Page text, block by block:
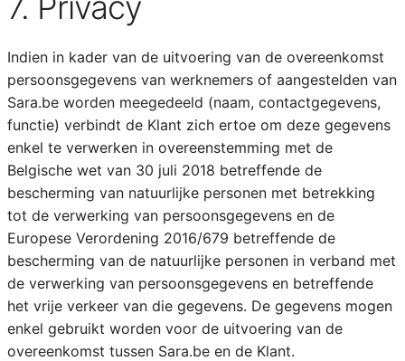
Indien in kader van de uitvoering van de overeenkomst
persoonsgegevens van werknemers of aangestelden van
Sara.be worden meegedeeld (naam, contactgegevens,
functie) verbindt de Klant zich ertoe om deze gegevens
enkel te verwerken in overeenstemming met de
Belgische wet van 30 juli 2018 betreffende de
bescherming van natuurlijke personen met betrekking
tot de verwerking van persoonsgegevens en de
Europese Verordening 2016/679 betreffende de
bescherming van de natuurlijke personen in verband met
de verwerking van persoonsgegevens en betreffende
het vrije verkeer van die gegevens. De gegevens mogen
enkel gebruikt worden voor de uitvoering van de
overeenkomst tussen Sara.be en de Klant.